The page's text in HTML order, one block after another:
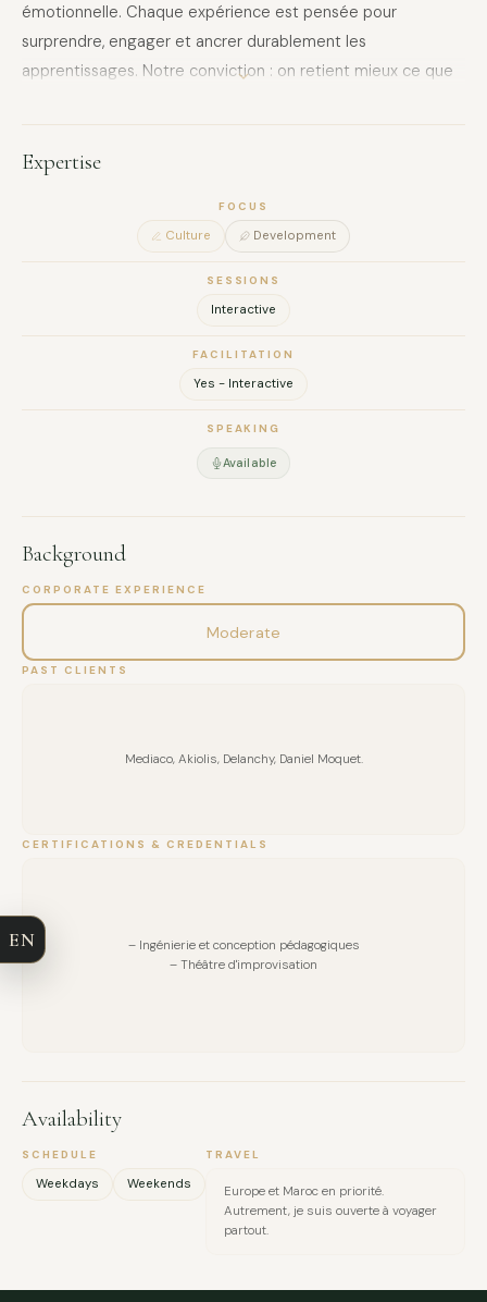
émotionnelle. Chaque expérience est pensée pour
surprendre, engager et ancrer durablement les
apprentissages. Notre conviction : on retient mieux ce que
Expertise
FOCUS
Culture Development
SESSIONS
Interactive
FACILITATION
Yes - Interactive
SPEAKING
Available
Background
CORPORATE EXPERIENCE
Moderate
PAST CLIENTS
Mediaco, Akiolis, Delanchy, Daniel Moquet.
CERTIFICATIONS & CREDENTIALS
– Ingénierie et conception pédagogiques
– Théâtre d'improvisation
Availability
SCHEDULE
Weekdays Weekends
TRAVEL
Europe et Maroc en priorité.
Autrement, je suis ouverte à voyager
partout.
EN